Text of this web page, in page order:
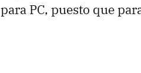
para PC, puesto que